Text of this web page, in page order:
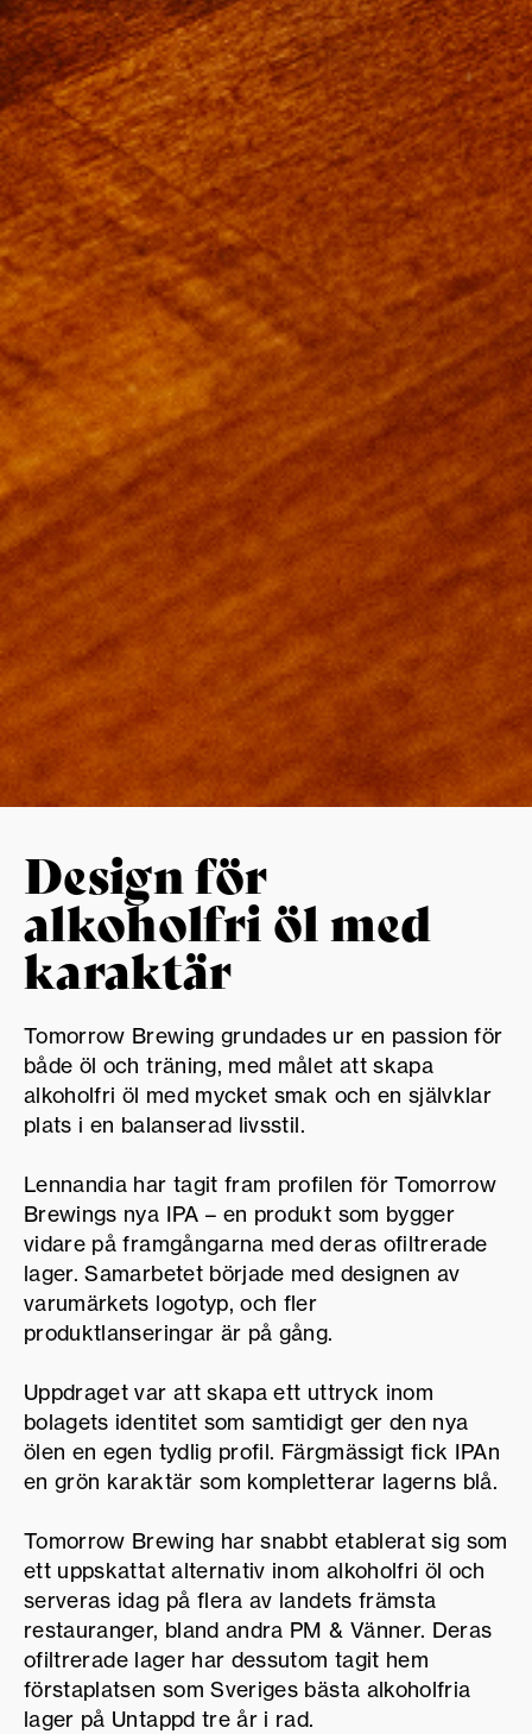
Design för
alkoholfri öl med
karaktär
Tomorrow Brewing grundades ur en passion för
både öl och träning, med målet att skapa
alkoholfri öl med mycket smak och en självklar
plats i en balanserad livsstil.
Lennandia har tagit fram profilen för Tomorrow
Brewings nya IPA – en produkt som bygger
vidare på framgångarna med deras ofiltrerade
lager. Samarbetet började med designen av
varumärkets logotyp, och fler
produktlanseringar är på gång.
Uppdraget var att skapa ett uttryck inom
bolagets identitet som samtidigt ger den nya
ölen en egen tydlig profil. Färgmässigt fick IPAn
en grön karaktär som kompletterar lagerns blå.
Tomorrow Brewing har snabbt etablerat sig som
ett uppskattat alternativ inom alkoholfri öl och
serveras idag på flera av landets främsta
restauranger, bland andra PM & Vänner. Deras
ofiltrerade lager har dessutom tagit hem
förstaplatsen som Sveriges bästa alkoholfria
lager på Untappd tre år i rad.